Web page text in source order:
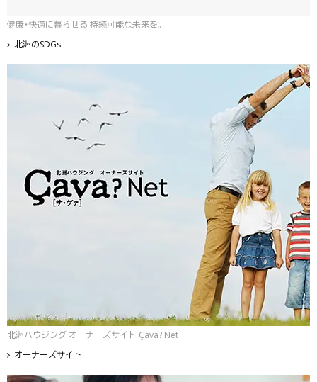
健康・快適に暮らせる 持続可能な未来を。
北洲のSDGs
北洲ハウジング オーナーズサイト Çava? Net
オーナーズサイト